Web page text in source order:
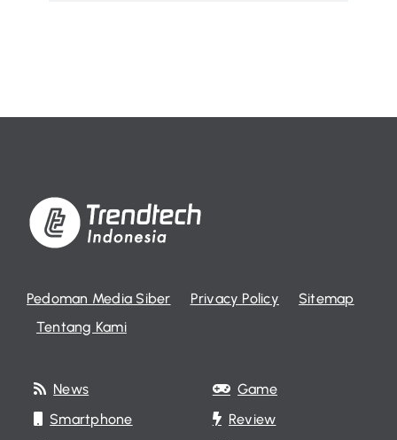
Pedoman Media Siber Privacy Policy
Sitemap
Tentang Kami
News
Smartphone
Game
Review